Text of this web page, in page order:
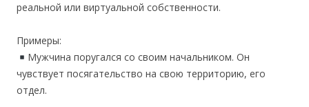
реальной или виртуальной собственности.
Примеры:
Мужчина поругался со своим начальником. Он
чувствует посягательство на свою территорию, его
отдел.